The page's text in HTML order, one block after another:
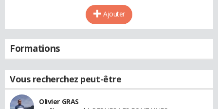
Ajouter
Formations
Vous recherchez peut-être
Olivier GRAS